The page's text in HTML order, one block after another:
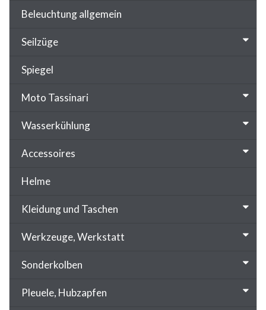
Beleuchtung allgemein
Seilzüge
Spiegel
Moto Tassinari
Wasserkühlung
Accessoires
Helme
Kleidung und Taschen
Werkzeuge, Werkstatt
Sonderkolben
Pleuele, Hubzapfen